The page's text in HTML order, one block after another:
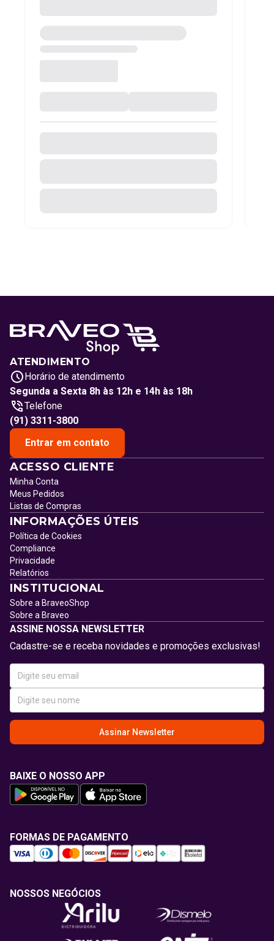
ATENDIMENTO
Horário de atendimento
Segunda a Sexta 8h às 12h e 14h às 18h
Telefone
(91) 3311-3800
Entrar em contato
ACESSO CLIENTE
Minha Conta
Meus Pedidos
Listas de Compras
INFORMAÇÕES ÚTEIS
Política de Cookies
Compliance
Privacidade
Relatórios
INSTITUCIONAL
Sobre a BraveoShop
Sobre a Braveo
ASSINE NOSSA NEWSLETTER
Cadastre-se e receba novidades e promoções exclusivas!
Assinar Newsletter
BAIXE O NOSSO APP
FORMAS DE PAGAMENTO
NOSSOS NEGÓCIOS